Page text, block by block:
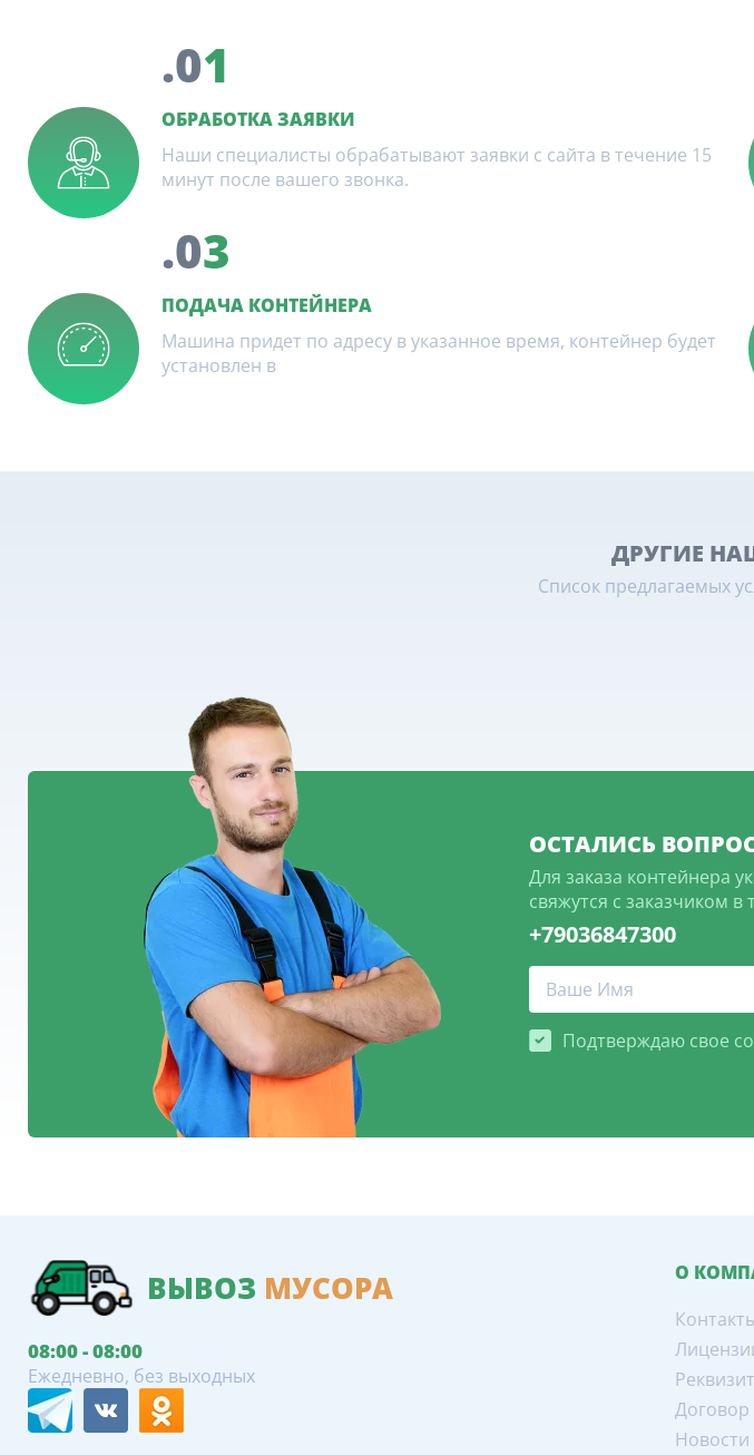
.01
ОБРАБОТКА ЗАЯВКИ
Наши специалисты обрабатывают заявки с сайта в течение 15
минут после вашего звонка.
.03
ПОДАЧА КОНТЕЙНЕРА
Машина придет по адресу в указанное время, контейнер будет
установлен в
ДРУГИЕ
Список предлагаемых
ОСТАЛИСЬ
Для заказа контейнера
свяжутся с заказчиком
+79036847300
Подтверждаю свое
ВЫВОЗ МУСОРА
08:00 - 08:00
Ежедневно, без выходных
О
Договор
Новости